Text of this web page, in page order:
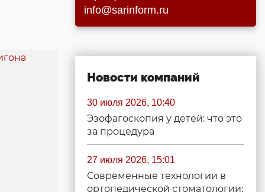
info@sarinform.ru
Новости компаний
30 июля 2026, 10:40
Эзофагоскопия у детей: что это
за процедура
27 июля 2026, 15:01
Современные технологии в
ортопедической стоматологии: